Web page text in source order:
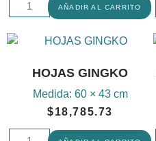
AÑADIR AL CARRITO
HOJAS GINGKO
Medida: 60 × 43 cm
$18,785.73